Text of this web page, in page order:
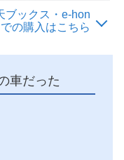
ブックス・e-hon
での購入はこちら
車だった